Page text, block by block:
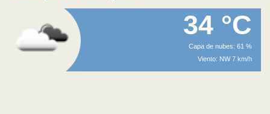
34 °C
Capa de nubes: 61 %
Viento: NW 7 km/h